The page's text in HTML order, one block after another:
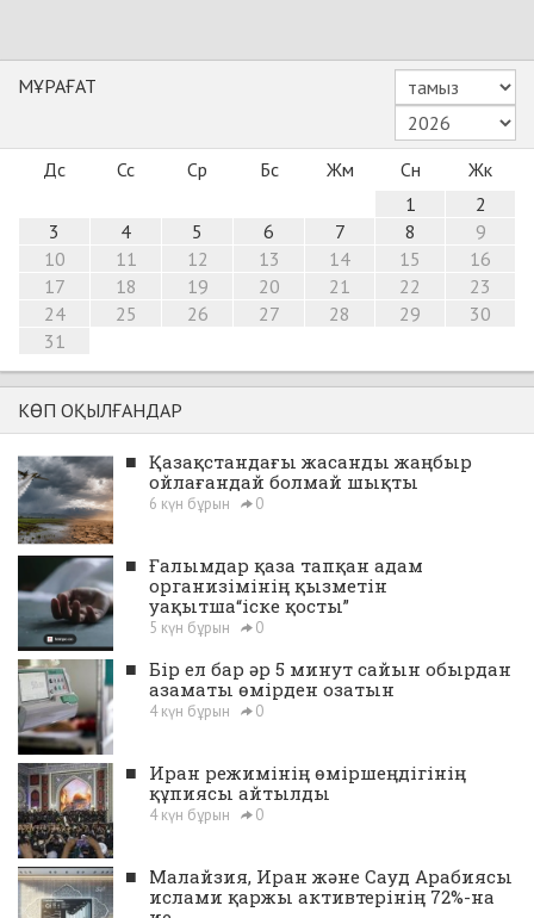
МҰРАҒАТ
Дс Сс Ср Бс Жм Сн
Жк
1
2
3
4 5 6 7 8
9
10
11 12 13 14 15
16
17
18 19 20 21 22
23
24
25 26 27 28 29
30
31
КӨП ОҚЫЛҒАНДАР
■ Қазақстандағы жасанды жаңбыр
ойлағандай болмай шықты
6 күн бұрын 0
■ Ғалымдар қаза тапқан адам
организімінің қызметін
уақытша“іске қосты”
5 күн бұрын 0
■ Бір ел бар әр 5 минут сайын обырдан
азаматы өмірден озатын
4 күн бұрын 0
■ Иран режимінің өміршеңдігінің
құпиясы айтылды
4 күн бұрын 0
■ Малайзия, Иран және Сауд Арабиясы
ислами қаржы активтерінің 72%-на